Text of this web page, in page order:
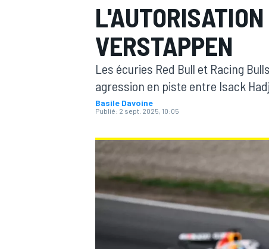
MOTOGP
VERSTAPPEN
Les écuries Red Bull et Racing
agression en piste entre Isack
Basile Davoine
Publié: 2 sept. 2025, 10:05